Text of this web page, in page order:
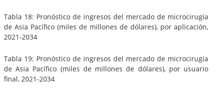
Tabla 18: Pronóstico de ingresos del mercado de microcirugía
de Asia Pacífico (miles de millones de dólares), por aplicación,
2021-2034
Tabla 19: Pronóstico de ingresos del mercado de microcirugía
de Asia Pacífico (miles de millones de dólares), por usuario
final, 2021-2034